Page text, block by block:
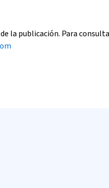
la publicación. Para